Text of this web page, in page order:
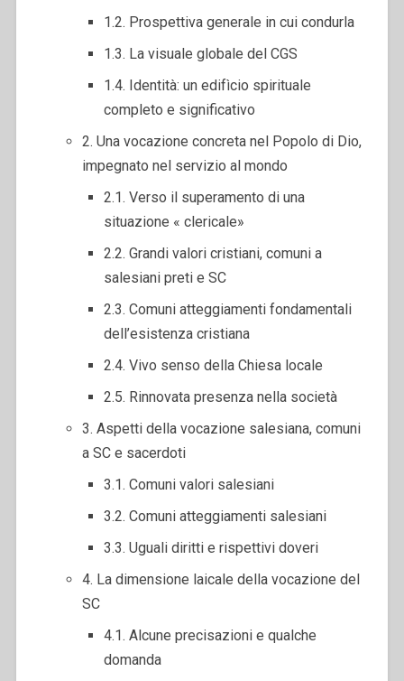
1.2. Prospettiva generale in cui condurla
1.3. La visuale globale del CGS
1.4. Identità: un edifìcio spirituale
completo e significativo
2. Una vocazione concreta nel Popolo di Dio,
impegnato nel servizio al mondo
2.1. Verso il superamento di una
situazione « clericale»
2.2. Grandi valori cristiani, comuni a
salesiani preti e SC
2.3. Comuni atteggiamenti fondamentali
dell’esistenza cristiana
2.4. Vivo senso della Chiesa locale
2.5. Rinnovata presenza nella società
3. Aspetti della vocazione salesiana, comuni
a SC e sacerdoti
3.1. Comuni valori salesiani
3.2. Comuni atteggiamenti salesiani
3.3. Uguali diritti e rispettivi doveri
4. La dimensione laicale della vocazione del
SC
4.1. Alcune precisazioni e qualche
domanda